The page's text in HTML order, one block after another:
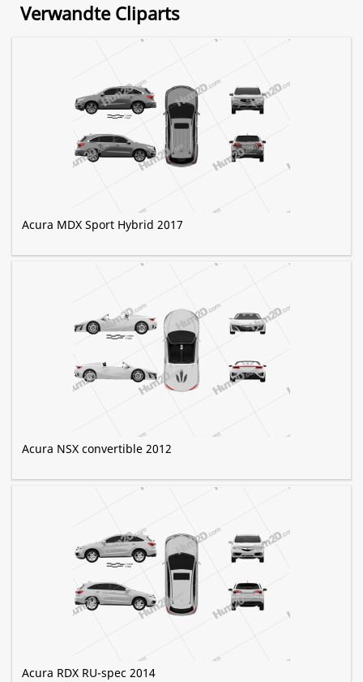
Verwandte Cliparts
Acura MDX Sport Hybrid 2017
Acura NSX convertible 2012
Acura RDX RU-spec 2014